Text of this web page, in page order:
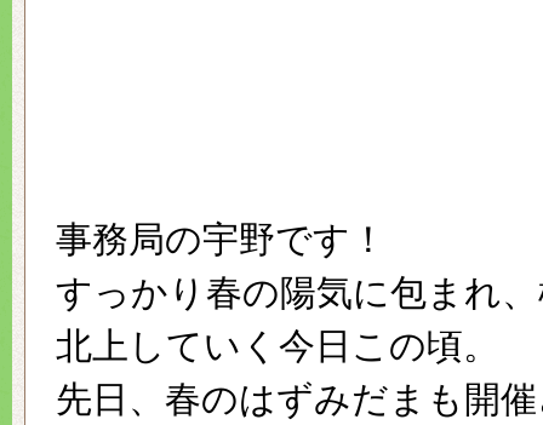
事務局の宇野です！
すっかり春の陽気に包まれ
北上していく今日この頃。
先日、春のはずみだまも開